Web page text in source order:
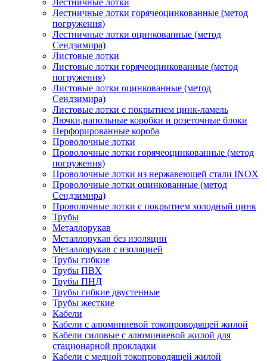
Лестничные лотки
Лестничные лотки горячеоцинкованные (метод
погружения)
Лестничные лотки оцинкованные (метод
Сендзимира)
Листовые лотки
Листовые лотки горячеоцинкованные (метод
погружения)
Листовые лотки оцинкованные (метод
Сендзимира)
Листовые лотки с покрытием цинк-ламель
Лючки,напольные коробки и розеточные блоки
Перфорированные короба
Проволочные лотки
Проволочные лотки горячеоцинкованные (метод
погружения)
Проволочные лотки из нержавеющей стали INOX
Проволочные лотки оцинкованные (метод
Сендзимира)
Проволочные лотки с покрытием холодный цинк
Трубы
Металлорукав
Металлорукав без изоляции
Металлорукав с изоляцией
Трубы гибкие
Трубы ПВХ
Трубы ПНД
Трубы гибкие двустенные
Трубы жесткие
Кабели
Кабели с алюминиевой токопроводящей жилой
Кабели силовые с алюминиевой жилой для
стационарной прокладки
Кабели с медной токопроводящей жилой